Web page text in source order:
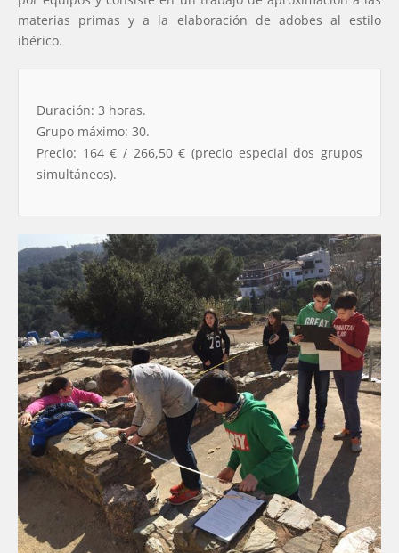
materias primas y a la elaboración de adobes al estilo
ibérico.
Duración: 3 horas.
Grupo máximo: 30.
Precio: 164 € / 266,50 € (precio especial dos grupos
simultáneos).